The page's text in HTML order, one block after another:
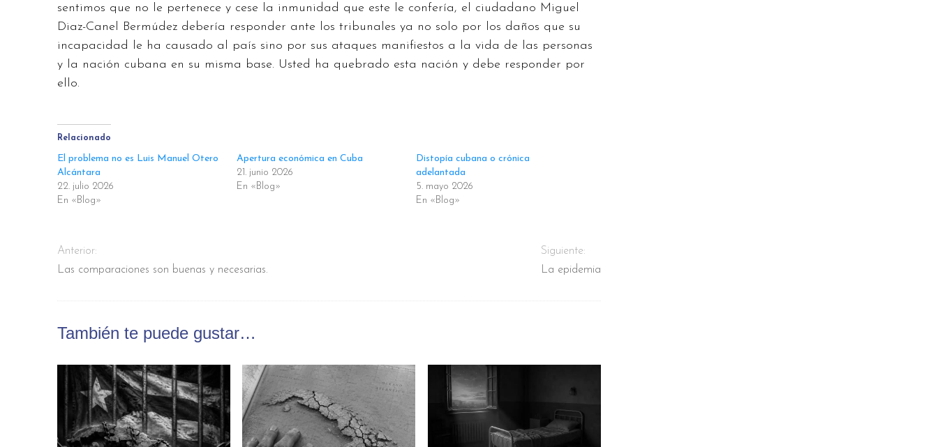
sentimos que no le pertenece y cese la inmunidad que este le confería, el ciudadano Miguel
Diaz-Canel Bermúdez debería responder ante los tribunales ya no solo por los daños que su
incapacidad le ha causado al país sino por sus ataques manifiestos a la vida de las personas
y la nación cubana en su misma base. Usted ha quebrado esta nación y debe responder por
ello.
Relacionado
El problema no es Luis Manuel Otero
Alcántara
22. julio 2026
En «Blog»
Apertura económica en Cuba
21. junio 2026
En «Blog»
Distopía cubana o crónica
adelantada
5. mayo 2026
En «Blog»
Anterior:
Las comparaciones son buenas y necesarias.
Siguiente:
La epidemia
También te puede gustar…